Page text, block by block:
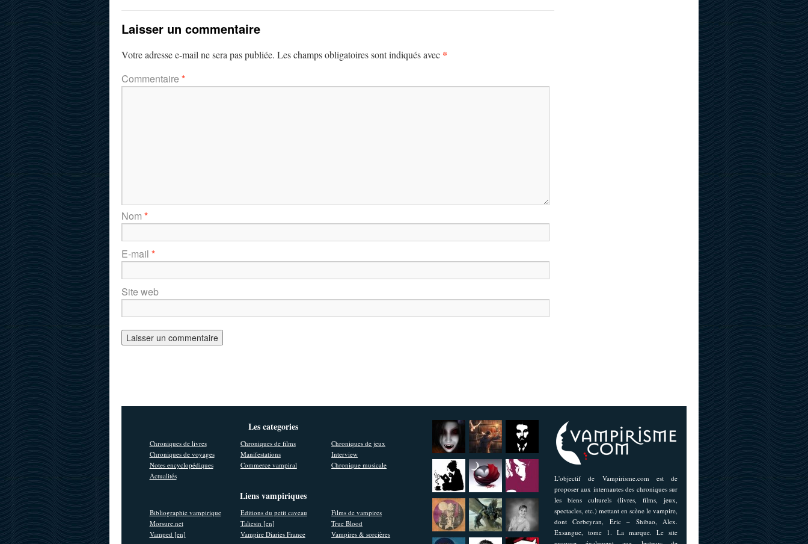
Laisser un commentaire
Votre adresse e-mail ne sera pas publiée. Les champs obligatoires sont indiqués avec *
Commentaire *
Nom *
E-mail *
Site web
L'objectif de Vampirisme.com est de
proposer aux internautes des chroniques sur
les biens culturels (livres, films, jeux,
spectacles, etc.) mettant en scène le vampire,
dont Corbeyran, Eric – Shibao, Alex.
Exsangue, tome 1. La marque. Le site
Les categories
Chroniques de livres Chroniques de films
Chroniques de jeux
Chroniques de voyages
Manifestations
Interview
Notes encyclopédiques
Commerce vampiral
Chronique musicale
Actualités
Liens vampiriques
Bibliographie vampirique Editions du petit caveau
Films de vampires
Morsure.net
Taliesin [en]
True Blood
Vamped [en]
Vampire Diaries France Vampires & sorcières